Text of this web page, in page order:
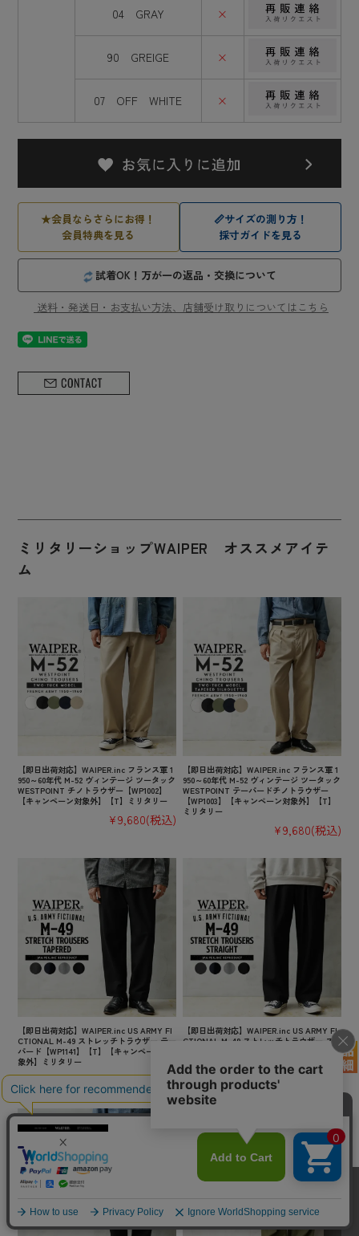
04 GRAY ×
90 GREIGE ×
07 OFF WHITE ×
★会員ならさらにお得！
会員特典を見る
📏サイズの測り方！
採寸ガイドを見る
試着OK！万が一の返品・交換について
送料・発送日・お支払い方法、店舗受け取りについてはこちら
ミリタリーショップWAIPER オススメアイテ
ム
【即日出荷対応】WAIPER.inc フランス軍 1
950～60年代 M-52 ヴィンテージ ツータック
WESTPOINT チノトラウザー【WP1002】
【キャンペーン対象外】【T】ミリタリー
¥9,680(税込)
【即日出荷対応】WAIPER.inc フランス軍 1
950～60年代 M-52 ヴィンテージ ツータック
WESTPOINT テーパードチノトラウザー
【WP1003】【キャンペーン対象外】【T】
ミリタリー
¥9,680(税込)
【即日出荷対応】WAIPER.inc US ARMY FI
CTIONAL M-49 ストレッチトラウザー テー
パード【WP1141】【T】【キャンペーン対
象外】ミリタリー
¥14,300(税込)
【即日出荷対応】WAIPER.inc US ARMY FI
CTIONAL M-49 ストレッチトラウザー スト
レート【WP1142】【T】【キャンペーン対
¥14,300